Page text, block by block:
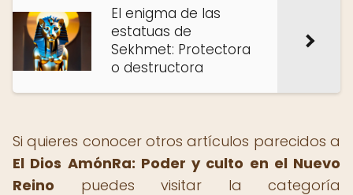
El enigma de las
estatuas de
Sekhmet: Protectora
o destructora
Si quieres conocer otros artículos parecidos a
El Dios AmónRa: Poder y culto en el Nuevo
Reino puedes visitar la categoría